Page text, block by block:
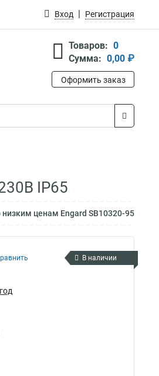
Вход Регистрация
Товаров: 0
Сумма: 0,00 ₽
Оформить заказ
IР65
низким ценам Engard SB10320-95
В наличии